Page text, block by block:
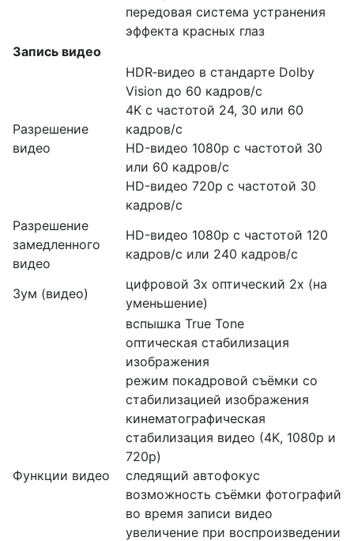
передовая система устранения
эффекта красных глаз
Запись видео
Разрешение
видео
HDR‑видео в стандарте Dolby
Vision до 60 кадров/ с
4K с частотой 24, 30 или 60
кадров/ с
HD-видео 1080p с частотой 30
или 60 кадров/ с
HD-видео 720p с частотой 30
кадров/ с
Разрешение
замедленного
видео
HD-видео 1080р c частотой 120
кадров/ с или 240 кадров/ с
Зум (видео)
цифровой 3х оптический 2x (на
уменьшение)
Функции видео
вспышка True Tone
оптическая стабилизация
изображения
режим покадровой съёмки со
стабилизацией изображения
кинематографическая
стабилизация видео (4K, 1080p и
720p)
следящий автофокус
возможность съёмки фотографий
во время записи видео
увеличение при воспроизведении